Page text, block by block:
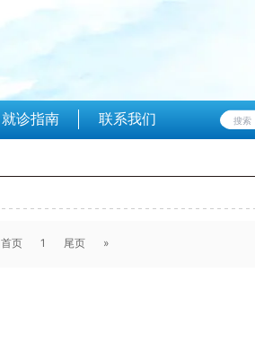
就诊指南 联系我们
首页 1 尾页 »